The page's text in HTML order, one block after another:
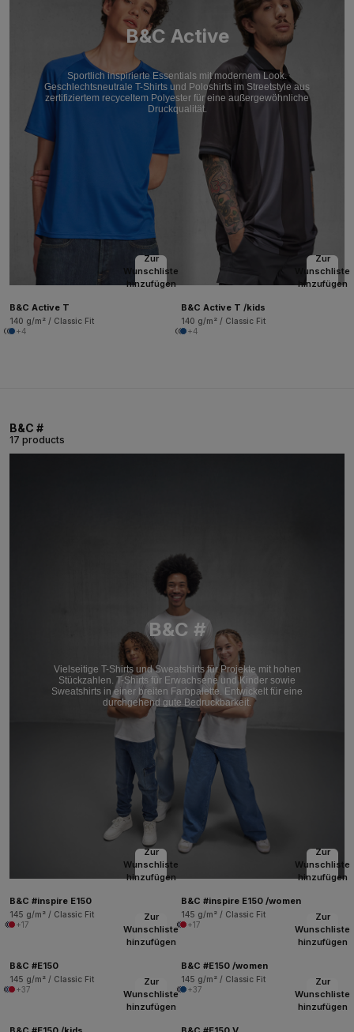
B&C Active
Sportlich inspirierte Essentials mit modernem Look.
Geschlechtsneutrale T-Shirts und Poloshirts im Streetstyle aus
zertifiziertem recyceltem Polyester für eine außergewöhnliche
Druckqualität.
Zur
Wunschliste
hinzufügen
B&C Active T
140 g/m² / Classic Fit
+4
Zur
Wunschliste
hinzufügen
B&C Active T /kids
140 g/m² / Classic Fit
+4
B&C #
17 products
B&C #
Vielseitige T-Shirts und Sweatshirts für Projekte mit hohen
Stückzahlen. T-Shirts für Erwachsene und Kinder sowie
Sweatshirts in einer breiten Farbpalette. Entwickelt für eine
durchgehend gute Bedruckbarkeit.
Zur
Wunschliste
hinzufügen
B&C #inspire E150
145 g/m² / Classic Fit
+17
Zur
Wunschliste
hinzufügen
B&C #inspire E150 /women
145 g/m² / Classic Fit
+17
Zur
Wunschliste
hinzufügen
B&C #E150
145 g/m² / Classic Fit
+37
Zur
Wunschliste
hinzufügen
B&C #E150 /women
145 g/m² / Classic Fit
+37
Zur
Wunschliste
hinzufügen
Zur
Wunschliste
hinzufügen